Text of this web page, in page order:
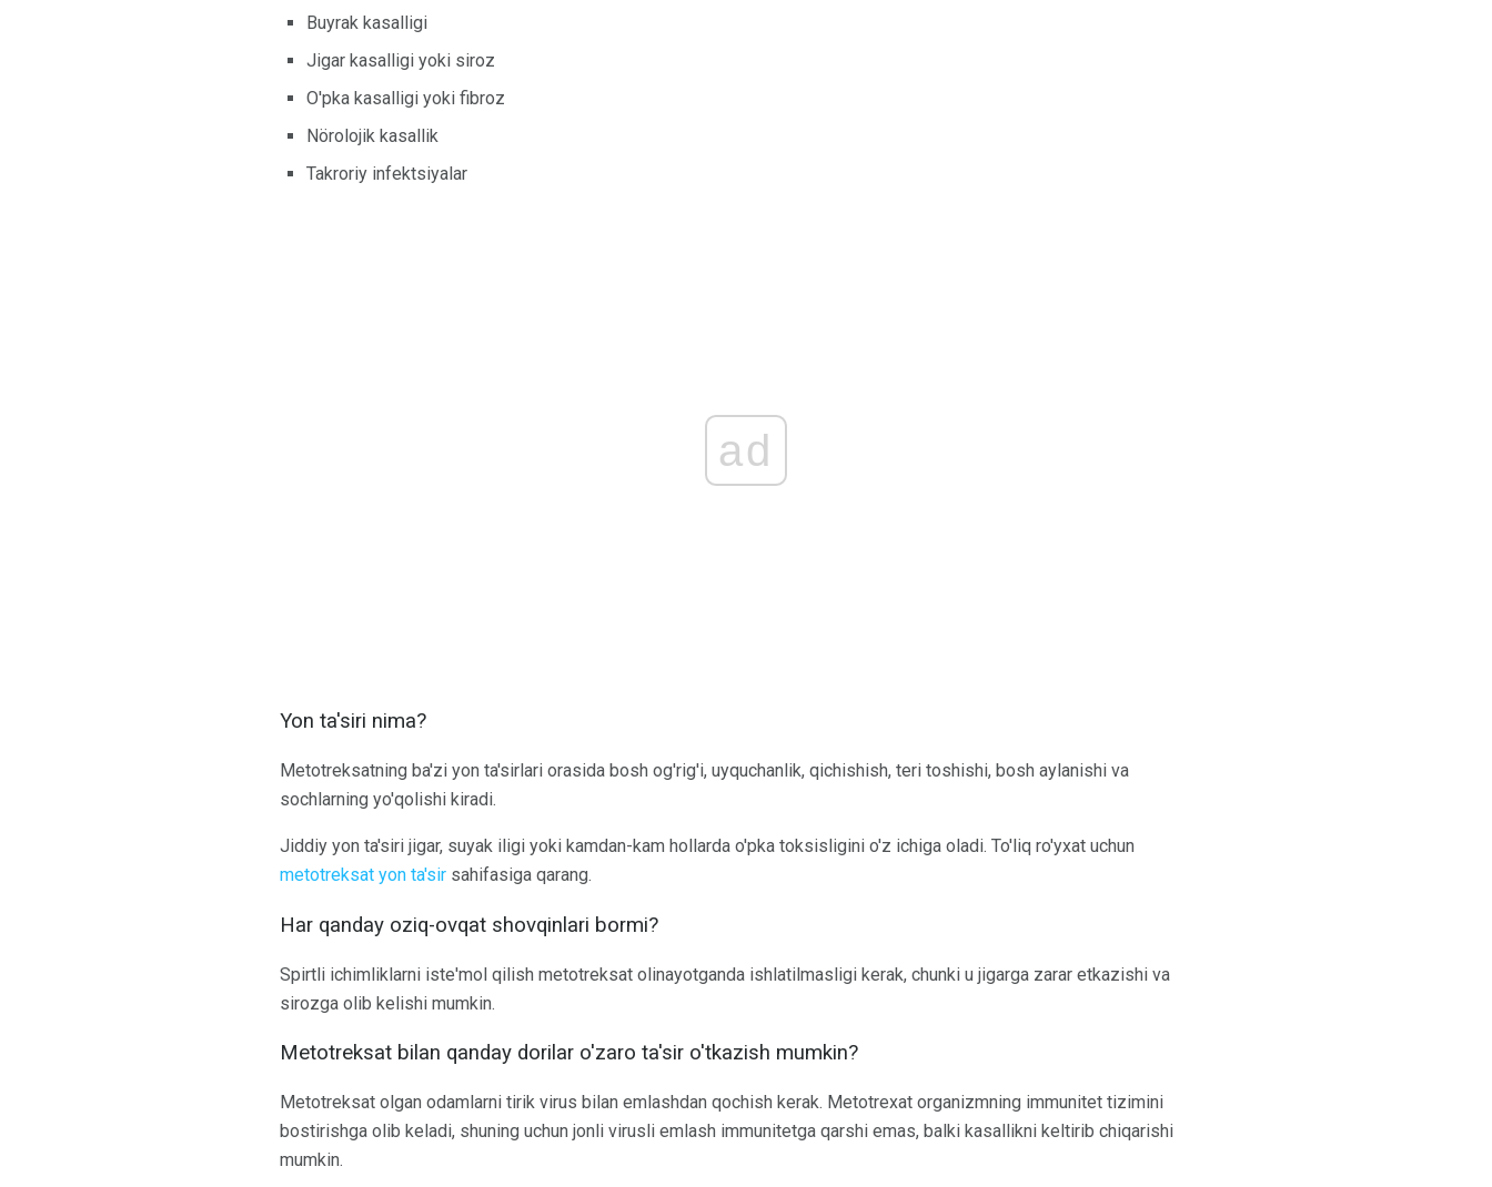
Buyrak kasalligi
Jigar kasalligi yoki siroz
O'pka kasalligi yoki fibroz
Nörolojik kasallik
Takroriy infektsiyalar
ad
Yon ta'siri nima?
Metotreksatning ba'zi yon ta'sirlari orasida bosh og'rig'i, uyquchanlik, qichishish, teri toshishi, bosh aylanishi va
sochlarning yo'qolishi kiradi.
Jiddiy yon ta'siri jigar, suyak iligi yoki kamdan-kam hollarda o'pka toksisligini o'z ichiga oladi. To'liq ro'yxat uchun
metotreksat yon ta'sir sahifasiga qarang.
Har qanday oziq-ovqat shovqinlari bormi?
Spirtli ichimliklarni iste'mol qilish metotreksat olinayotganda ishlatilmasligi kerak, chunki u jigarga zarar etkazishi va
sirozga olib kelishi mumkin.
Metotreksat bilan qanday dorilar o'zaro ta'sir o'tkazish mumkin?
Metotreksat olgan odamlarni tirik virus bilan emlashdan qochish kerak. Metotrexat organizmning immunitet tizimini
bostirishga olib keladi, shuning uchun jonli virusli emlash immunitetga qarshi emas, balki kasallikni keltirib chiqarishi
mumkin.